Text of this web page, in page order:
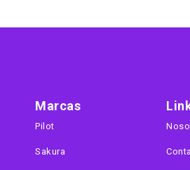
Marcas
Pilot
Sakura